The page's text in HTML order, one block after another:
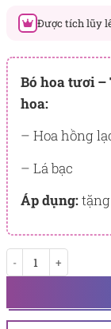
Được tích lũy
Đây là số
sản phẩm hôm
đổi quà tặng ưu
Đăng nhập
Bó hoa tươi
hoa:
– Hoa hồng
– Lá bạc
Áp dụng:tặng
Tuổi Mộng xứ đông